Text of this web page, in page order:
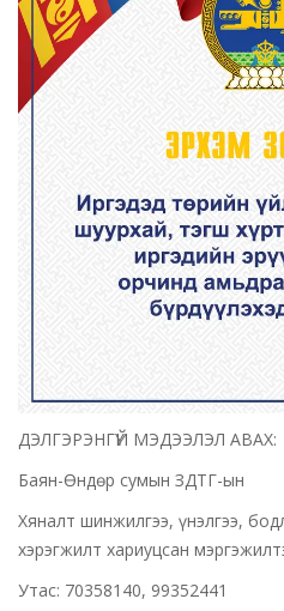
ДЭЛГЭРЭНГҮЙ МЭДЭЭЛЭЛ АВАХ:
Баян-Өндөр сумын ЗДТГ-ын
Хяналт шинжилгээ, үнэлгээ,
хэрэгжилт хариуцсан
Утас: 70358140, 99352441